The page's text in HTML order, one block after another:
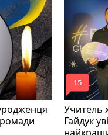
Учитель
Гайдук
mode_comment
15